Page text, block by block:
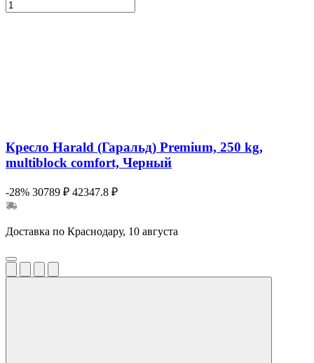
Кресло Harald (Гаральд) Premium, 250 kg,
multiblock comfort, Черный
-28% 30789 ₽ 42347.8 ₽
Доставка по Краснодару, 10 августа